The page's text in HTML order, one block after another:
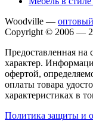
Woodville —
Copyright © 2006 —
Предоставленная на
характер.
офертой,
оплаты товара
характеристиках в
Политика защиты и